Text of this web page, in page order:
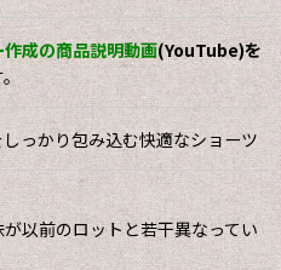
成の商品説明動画(YouTube)を
っかり包み込む快適なショーツ
以前のロットと若干異なってい